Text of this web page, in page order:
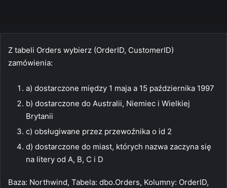
Z tabeli Orders wybierz (OrderID, CustomerID)
zamówienia:
a) dostarczone między 1 maja a 15 października 1997
b) dostarczone do Australii, Niemiec i Wielkiej
Brytanii
c) obsługiwane przez przewoźnika o id 2
d) dostarczone do miast, których nazwa zaczyna się
na litery od A, B, C i D
Baza: Northwind, Tabela: dbo.Orders, Kolumny: OrderID,